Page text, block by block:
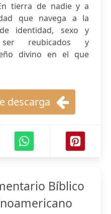
tierra de nadie y a
que navega a la
identidad, sexo y
ser reubicados y
divino en el que
descarga
Bíblico